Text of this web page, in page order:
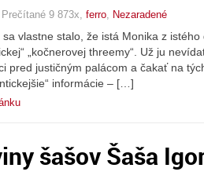
9 873x, ferro, Nezaradené
vlastne stalo, že istá Monika z
„kočnerovej threemy“. Už ju
pred justičným palácom a čakať na
informácie – […]
šašov Šaša